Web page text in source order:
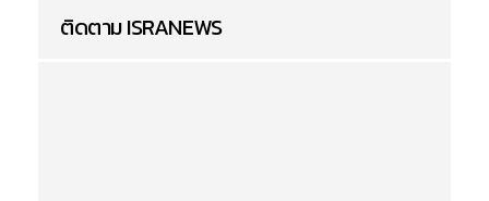
ติดตาม ISRANEWS